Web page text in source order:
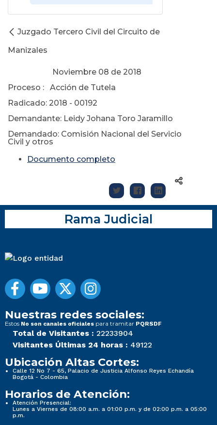
Juzgado Tercero Civil del Circuito de
Manizales
Noviembre 08 de 2018
Proceso : Acción de Tutela
Radicado: 2018 - 00192
Demandante: Leidy Johana Toro Jaramillo
Demandado: Comisión Nacional del Servicio
Civil y otros
Documento completo
Rama Judicial
Nuestras redes sociales:
Estos No son canales oficiales para tramitar PQRSDF
Total de Visitantes : 22233904
Visitantes Últimas 24 horas : 49122
Ubicación Altas Cortes:
Calle 12 No 7 - 65, Palacio de Justicia Alfonso Reyes Echandía
Bogotá - Colombia
Horarios de Atención:
Atención Presencial:
Lunes a Viernes de 08:00 a.m. a 01:00 p.m. y de 02:00 p.m. a 05:00
p.m.